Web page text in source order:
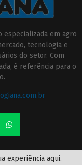
especializada em agro
tecnologia e
do setor. Com
é referência para o
experiência aqui.